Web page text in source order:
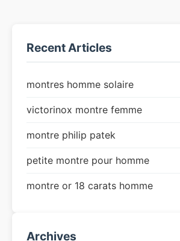
Recent Articles
montres homme solaire
victorinox montre femme
montre philip patek
petite montre pour homme
montre or 18 carats homme
Archives